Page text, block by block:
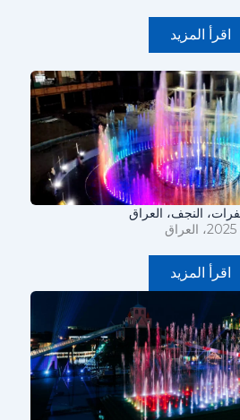
المزيد
النجف، العراق
المزيد